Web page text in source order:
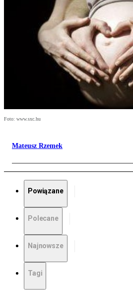
Foto: www.sxc.hu
Mateusz Rzemek
Powiązane
Polecane
Najnowsze
Tagi